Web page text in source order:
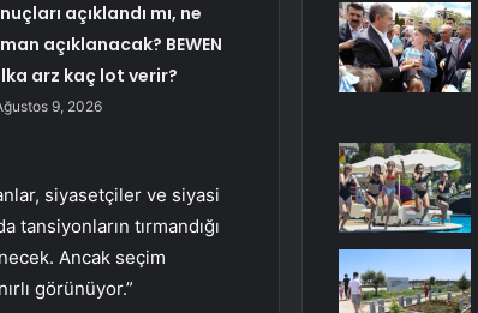
açıklandı mı, ne
açıklanacak? BEWEN
arz kaç lot verir?
9, 2026
siyasetçiler ve siyasi
tansiyonların tırmandığı
Ancak seçim
görünüyor.”